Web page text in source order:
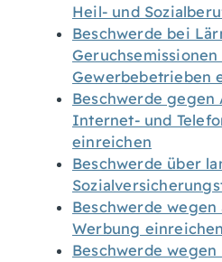
Heil- und
Beschwerde bei
Geruchsemissionen
Gewerbebetrieben
Beschwerde gegen
Internet- und
einreichen
Beschwerde über
Beschwerde
Werbung einreichen
Beschwerde wegen